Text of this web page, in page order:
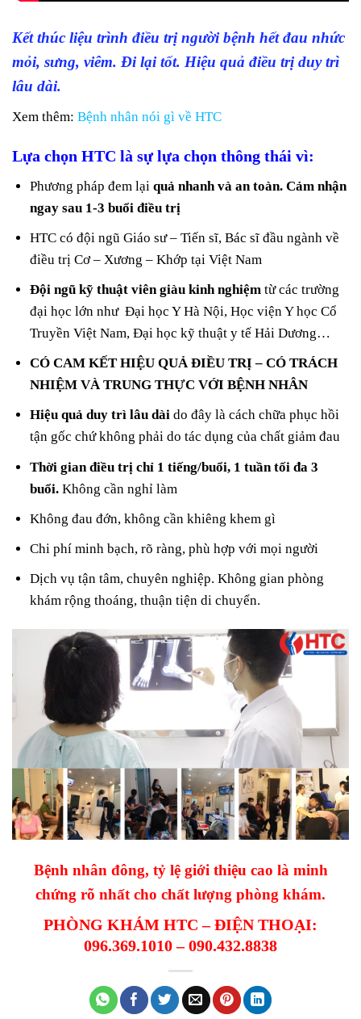
Kết thúc liệu trình điều trị người bệnh hết đau nhức
mỏi, sưng, viêm. Đi lại tốt. Hiệu quả điều trị duy trì
lâu dài.
Xem thêm: Bệnh nhân nói gì về HTC
Lựa chọn HTC là sự lựa chọn thông thái vì:
Phương pháp đem lạiquả nhanh và an toàn. Cảm nhận
ngay sau 1-3 buổi điều trị
HTC có đội ngũ Giáo sư – Tiến sĩ, Bác sĩ đầu ngành về
điều trị Cơ – Xương – Khớp tại Việt Nam
Đội ngũ kỹ thuật viên giàu kinh nghiệm từ các trường
đại học lớn như Đại học Y Hà Nội, Học viện Y học Cổ
Truyền Việt Nam, Đại học kỹ thuật y tế Hải Dương…
CÓ CAM KẾT HIỆU QUẢ ĐIỀU TRỊ – CÓ TRÁCH
NHIỆM VÀ TRUNG THỰC VỚI BỆNH NHÂN
Hiệu quả duy trì lâu dài do đây là cách chữa phục hồi
tận gốc chứ không phải do tác dụng của chất giảm đau
Thời gian điều trị chỉ 1 tiếng/buổi, 1 tuần tối đa 3
buổi. Không cần nghỉ làm
Không đau đớn, không cần khiêng khem gì
Chi phí minh bạch, rõ ràng, phù hợp với mọi người
Dịch vụ tận tâm, chuyên nghiệp. Không gian phòng
khám rộng thoáng, thuận tiện di chuyển.
Bệnh nhân đông, tỷ lệ giới thiệu cao là minh
chứng rõ nhất cho chất lượng phòng khám.
PHÒNG KHÁM HTC – ĐIỆN THOẠI:
096.369.1010 – 090.432.8838